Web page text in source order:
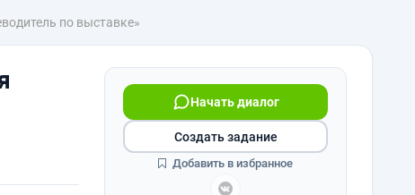
по выставке»
Начать диалог
Создать задание
Добавить в избранное